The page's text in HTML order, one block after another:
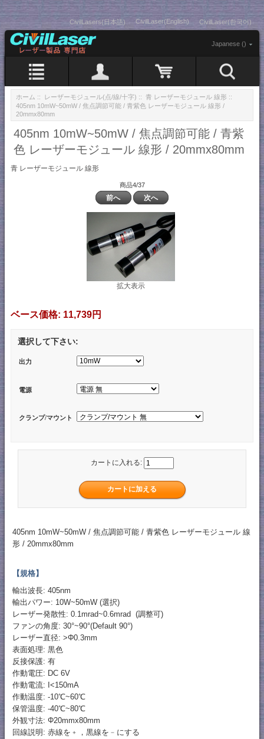
CivilLasers(日本語) CivilLaser(English) CivilLaser(한국어)
Japanese ()
ホーム :: レーザーモジュール(点/線/十字) :: 青 レーザーモジュール 線形 ::
405nm 10mW~50mW / 焦点調節可能 / 青紫色 レーザーモジュール 線形 /
20mmx80mm
405nm 10mW~50mW / 焦点調節可能 / 青紫
色 レーザーモジュール 線形 / 20mmx80mm
青 レーザーモジュール 線形
商品4/37
前へ 次へ
拡大表示
ベース価格: 11,739円
選択して下さい:
出力
電源
クランプ/マウント
カートに入れる:
405nm 10mW~50mW / 焦点調節可能 / 青紫色 レーザーモジュール 線
形 / 20mmx80mm
【規格】
輸出波長: 405nm
輸出パワー: 10W~50mW (選択)
レーザー発散性: 0.1mrad~0.6mrad (調整可)
ファンの角度: 30°~90°(Default 90°)
レーザー直径: >Φ0.3mm
表面処理: 黒色
反接保護: 有
作動電圧: DC 6V
作動電流: I<150mA
作動温度: -10℃~60℃
保管温度: -40℃~80℃
外観寸法: Φ20mmx80mm
回線説明: 赤線を﹢，黒線を﹣にする